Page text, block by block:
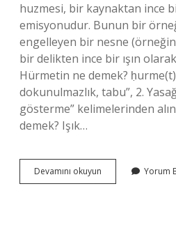
huzmesi, bir kaynaktan ince
emisyonudur. Bunun bir
engelleyen bir nesne
bir delikten ince bir ışın
Hürmetin ne demek? ḥurme(t) حُرمة “1. “Yasak olma,
dokunulmazlık, tabu”, 2.
gösterme” kelimelerinden
demek? Işık…
Devamını okuyun Huzmeleri
Ne
Yorum